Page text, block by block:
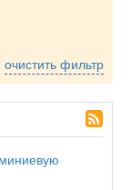
очистить фильтр